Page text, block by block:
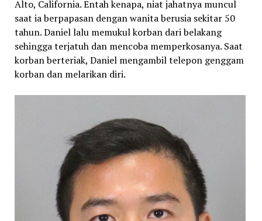
Alto, California. Entah kenapa, niat jahatnya muncul
saat ia berpapasan dengan wanita berusia sekitar 50
tahun. Daniel lalu memukul korban dari belakang
sehingga terjatuh dan mencoba memperkosanya. Saat
korban berteriak, Daniel mengambil telepon genggam
korban dan melarikan diri.